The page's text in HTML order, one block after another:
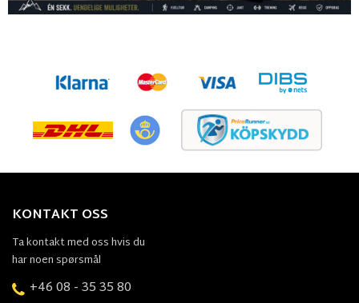
KONTAKT OSS
Ta kontakt med oss hvis du
har noen spørsmål
+46 08 - 35 35 80